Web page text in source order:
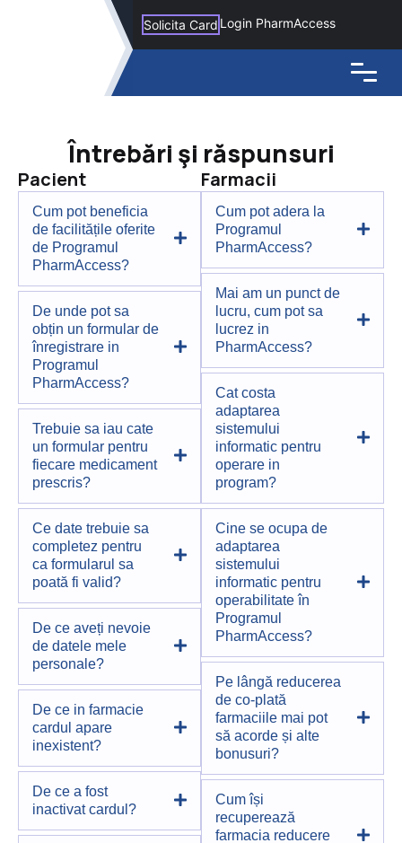
Solicita Card Login PharmAccess
Întrebări şi răspunsuri
Pacient
Cum pot beneficia
de facilitățile oferite
de Programul
PharmAccess?
De unde pot sa
obțin un formular de
înregistrare in
Programul
PharmAccess?
Trebuie sa iau cate
un formular pentru
fiecare medicament
prescris?
Ce date trebuie sa
completez pentru
ca formularul sa
poată fi valid?
De ce aveți nevoie
de datele mele
personale?
De ce in farmacie
cardul apare
inexistent?
De ce a fost
inactivat cardul?
Farmacii
Cum pot adera la
Programul
PharmAccess?
Mai am un punct de
lucru, cum pot sa
lucrez in
PharmAccess?
Cat costa
adaptarea
sistemului
informatic pentru
operare in
program?
Cine se ocupa de
adaptarea
sistemului
informatic pentru
operabilitate în
Programul
PharmAccess?
Pe lângă reducerea
de co-plată
farmaciile mai pot
să acorde și alte
bonusuri?
Cum își
recuperează
farmacia reducere